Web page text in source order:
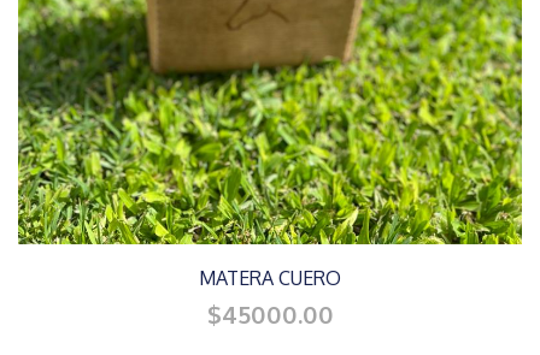
MATERA CUERO
$45000.00